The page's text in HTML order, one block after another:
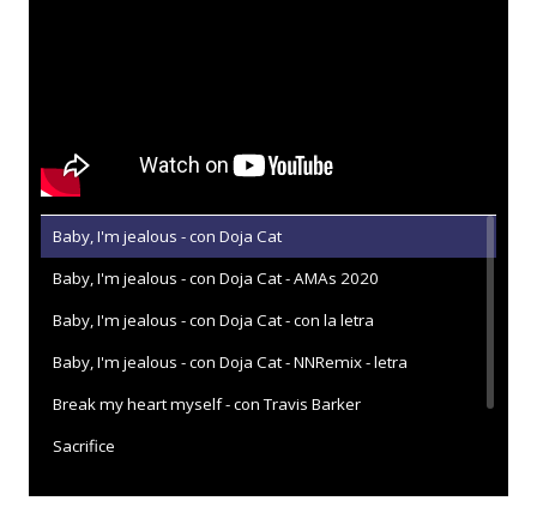
Baby, I'm jealous - con Doja Cat
Baby, I'm jealous - con Doja Cat - AMAs 2020
Baby, I'm jealous - con Doja Cat - con la letra
Baby, I'm jealous - con Doja Cat - NNRemix - letra
Break my heart myself - con Travis Barker
Sacrifice